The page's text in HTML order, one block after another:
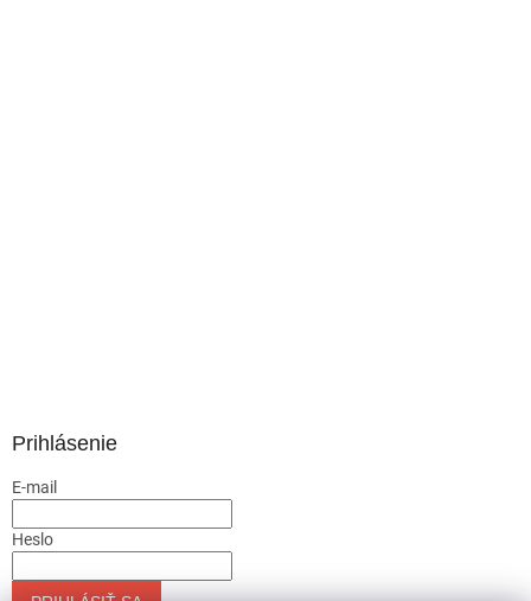
Prihlásenie
E-mail
Heslo